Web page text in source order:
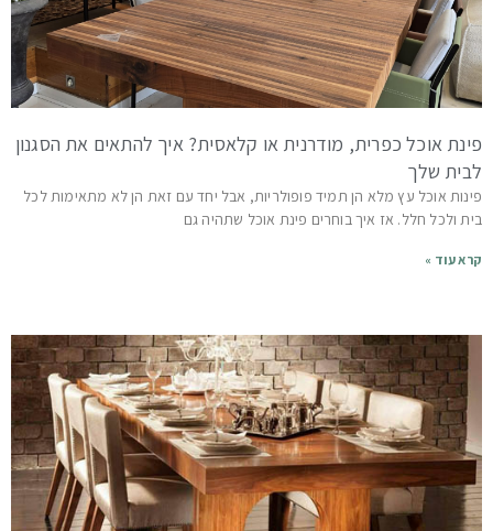
פינת אוכל כפרית, מודרנית או קלאסית? איך להתאים את הסגנון
לבית שלך
פינות אוכל עץ מלא הן תמיד פופולריות, אבל יחד עם זאת הן לא מתאימות לכל
בית ולכל חלל. אז איך בוחרים פינת אוכל שתהיה גם
קרא עוד »